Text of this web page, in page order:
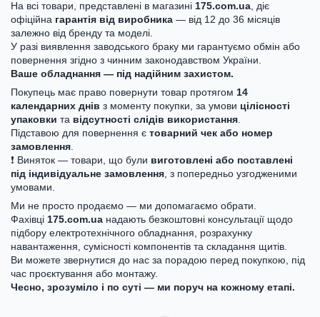
На всі товари, представлені в магазині 175.com.ua , діє
офіційна гарантія від виробника — від 12 до 36 місяців
залежно від бренду та моделі.
У разі виявлення заводського браку ми гарантуємо обмін або
повернення згідно з чинним законодавством України.
Ваше обладнання — під надійним захистом.
Покупець має право повернути товар протягом 14
календарних днів з моменту покупки, за умови цілісності
упаковки та відсутності слідів використання
Підставою для повернення є товарний чек або номер
замовлення
❗ Виняток — товари, що були виготовлені або поставлені
під індивідуальне замовлення , з попередньо узгодженими
умовами.
Ми не просто продаємо — ми допомагаємо обрати.
Фахівці 175.com.ua надають безкоштовні консультації щодо
підбору електротехнічного обладнання, розрахунку
навантаження, сумісності компонентів та складання щитів.
Ви можете звернутися до нас за порадою перед покупкою, під
час проєктування або монтажу.
Чесно, зрозуміло і по суті — ми поруч на кожному етапі.